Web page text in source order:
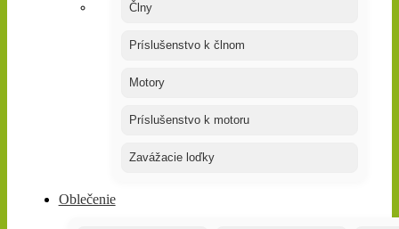
Člny
Príslušenstvo k člnom
Motory
Príslušenstvo k motoru
Zavážacie loďky
Oblečenie